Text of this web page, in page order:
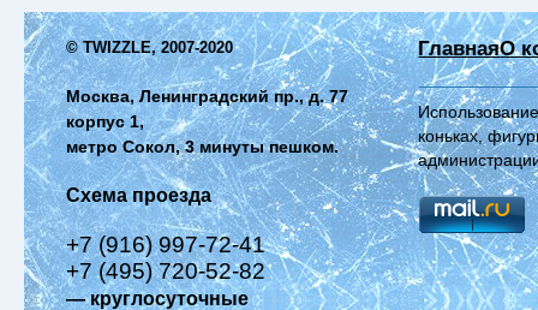
© TWIZZLE, 2007-2020
Москва, Ленинградский пр., д. 77
корпус 1,
метро Сокол, 3 минуты пешком.
Схема проезда
+7 (916) 997-72-41
+7 (495) 720-52-82
— круглосуточные
ГлавнаяО
коньках,